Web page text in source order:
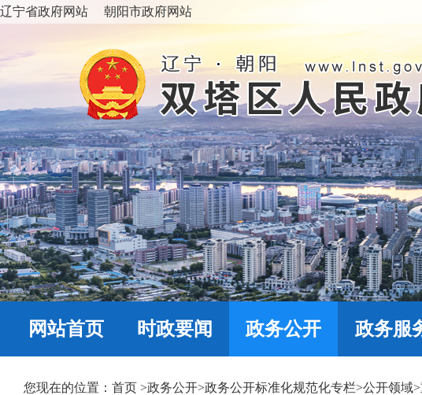
辽宁省政府网站 朝阳市政府网站
网站首页 时政要闻 政务公开 政务服
您现在的位置： 首页 >政务公开>政务公开标准化规范化专栏>公开领域>